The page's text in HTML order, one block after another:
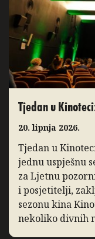
Tjedan u
20. lipnja 2026.
Tjedan u
jednu uspješnu
za Ljetnu
i posjetitelji,
sezonu kina
nekoliko divnih